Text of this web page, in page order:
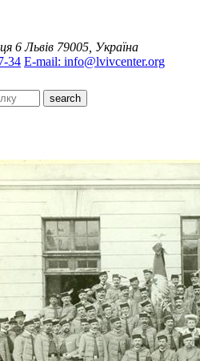
6 Львів 79005, Україна
34 E-mail: info@lvivcenter.org
search